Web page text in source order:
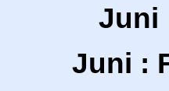
Juni
Juni :